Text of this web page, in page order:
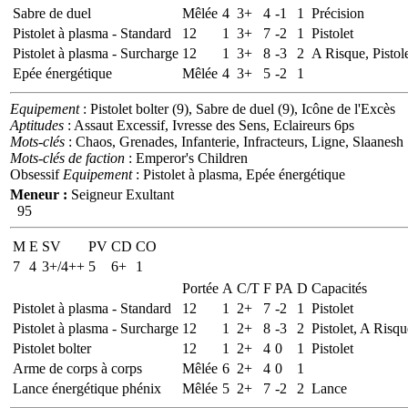
Sabre de duel
Mêlée 4 3+ 4 -1 1
Précision
Pistolet à plasma - Standard
12 1 3+ 7 -2 1
Pistolet
Pistolet à plasma - Surcharge 12 1 3+ 8 -3 2 A Risque,
Epée énergétique
Mêlée 4 3+ 5 -2 1
Equipement: Pistolet bolter (9), Sabre de duel (9), Icône de l'Excès
Aptitudes : Assaut Excessif, Ivresse des Sens, Eclaireurs 6ps
Mots-clés : Chaos, Grenades, Infanterie, Infracteurs, Ligne, Slaanesh
Mots-clés de faction : Emperor's Children
Obsessif Equipement: Pistolet à plasma, Epée énergétique
Meneur : Seigneur Exultant
95
M E SV PV CD CO
7 4 3+/4++ 5 6+
1
Portée A C/T F PA D Capacités
Pistolet à plasma - Standard
12 1 2+ 7 -2 1
Pistolet
Pistolet à plasma - Surcharge 12 1 2+ 8 -3 2 Pistolet, A
Pistolet bolter
12 1 2+ 4 0 1
Pistolet
Arme de corps à corps
Mêlée 6 2+ 4 0
1
Lance énergétique phénix
Mêlée 5 2+ 7 -2 2 Lance